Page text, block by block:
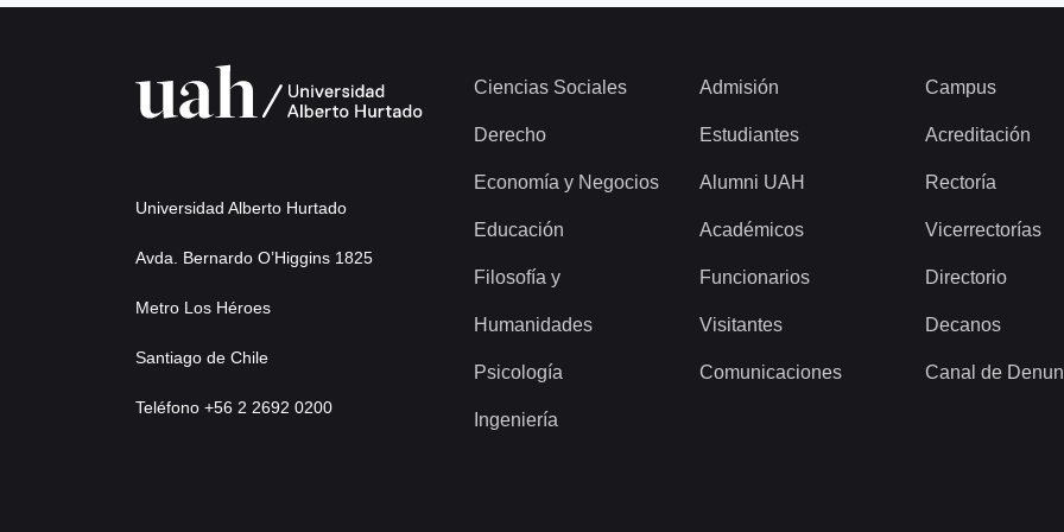
Universidad Alberto Hurtado
Avda. Bernardo O’Higgins 1825
Metro Los Héroes
Santiago de Chile
Teléfono +56 2 2692 0200
Ciencias Sociales
Derecho
Economía y Negocios
Educación
Filosofía y
Humanidades
Psicología
Ingeniería
Admisión
Estudiantes
Alumni UAH
Académicos
Funcionarios
Visitantes
Comunicaciones
Campus
Acreditación
Rectoría
Vicerrectorías
Directorio
Decanos
Canal de